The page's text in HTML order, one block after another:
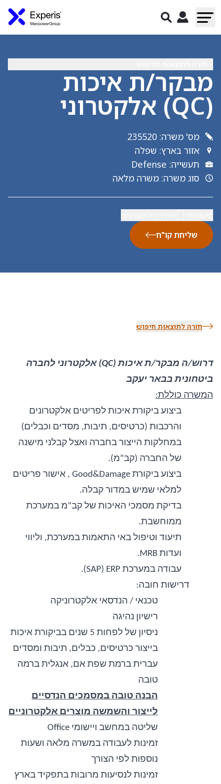
מבקר/ת איכות
(QC) אלקטרוני
מס' משרה:
235520
אזור בארץ: שפלה
תעשייה:
Defense
סוג משרה: משרה מלאה
שליחת קו"ח
חזרה לתוצאות חיפוש
דרוש/ה מבקר/ת איכות (QC) אלקטרוני לחברה
ביטחונית בבאר יעקב
המשרה כוללת:
ביצוע ביקורת איכות לפריטים אלקטרונים
והרכבות (כרטיסים, תיבות, מסדים וכבלים)
במחלקות הייצור בחברה ואצל קבלני מישנה
של החברה (קב”מ).
ביצוע ביקורת Good&Damage , אישור פריטים
למלאי שמיש במדור קבלה.
בדיקת מסמכי האיכות של קב”מ במערכת
ממוחשבת.
תיעוד וטיפול באי התאמות במערכת, וליווי
ועדות MRB
.
עבודה במערכת ERP
(
SAP
).
דרישות חובה:
טכנאי / הנדסאי אלקטרוניקה
רישיון נהיגה
ניסיון של לפחות 5 שנים בביקורת איכות
בייצור כרטיסים, כבלים, תיבות ומסדים
עברית ברמת שפת אם, אנגלית ברמה
טובה
הבנה טובה במסמכים הנדסיים
לייצור והשמשה מוצרים אלקטרוניים
שליטה במחשב ויישומי Office
זמינות לעבודה במשרה מלאה ושעות
נוספות לפי הצורך
זמינות לנסיעות מרובות בתפקיד בארץ